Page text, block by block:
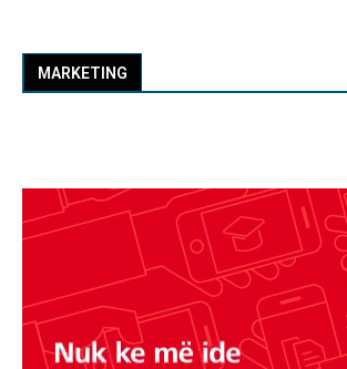
MARKETING